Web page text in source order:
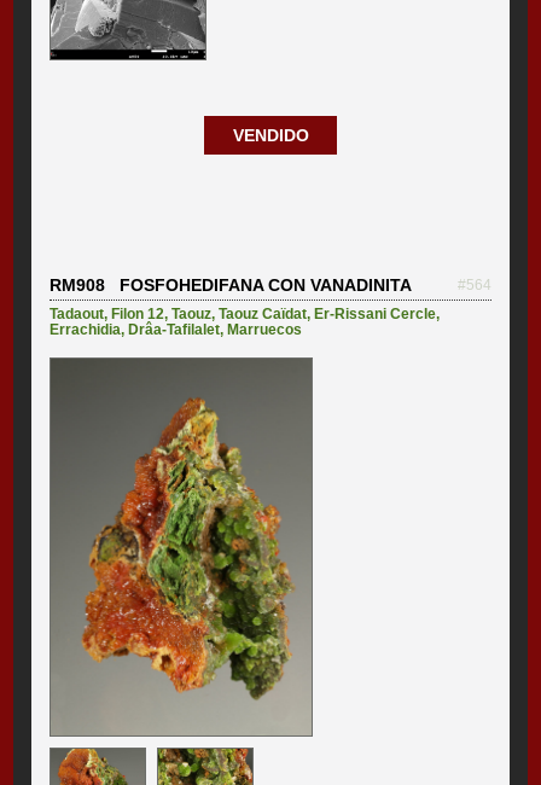
VENDIDO
RM908 FOSFOHEDIFANA CON VANADINITA
#564
Tadaout,Filon 12,Taouz,Taouz Caïdat,Er-Rissani Cercle,
Errachidia,Drâa-Tafilalet,Marruecos